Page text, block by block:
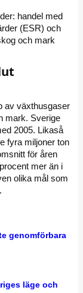
handel med
(ESR) och
och mark
av växthusgaser
mark. Sverige
2005. Likaså
fyra miljoner ton
för åren
mer än i
olika mål som
genomförbara
läge och